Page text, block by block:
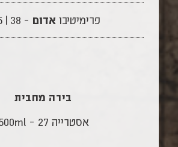
פרימיטיבו אדום – 38 | 155
בירה מחבית
אסטרייה 500ml – 27